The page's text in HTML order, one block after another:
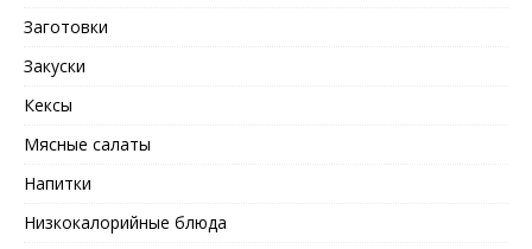
Заготовки
Закуски
Кексы
Мясные салаты
Напитки
Низкокалорийные блюда